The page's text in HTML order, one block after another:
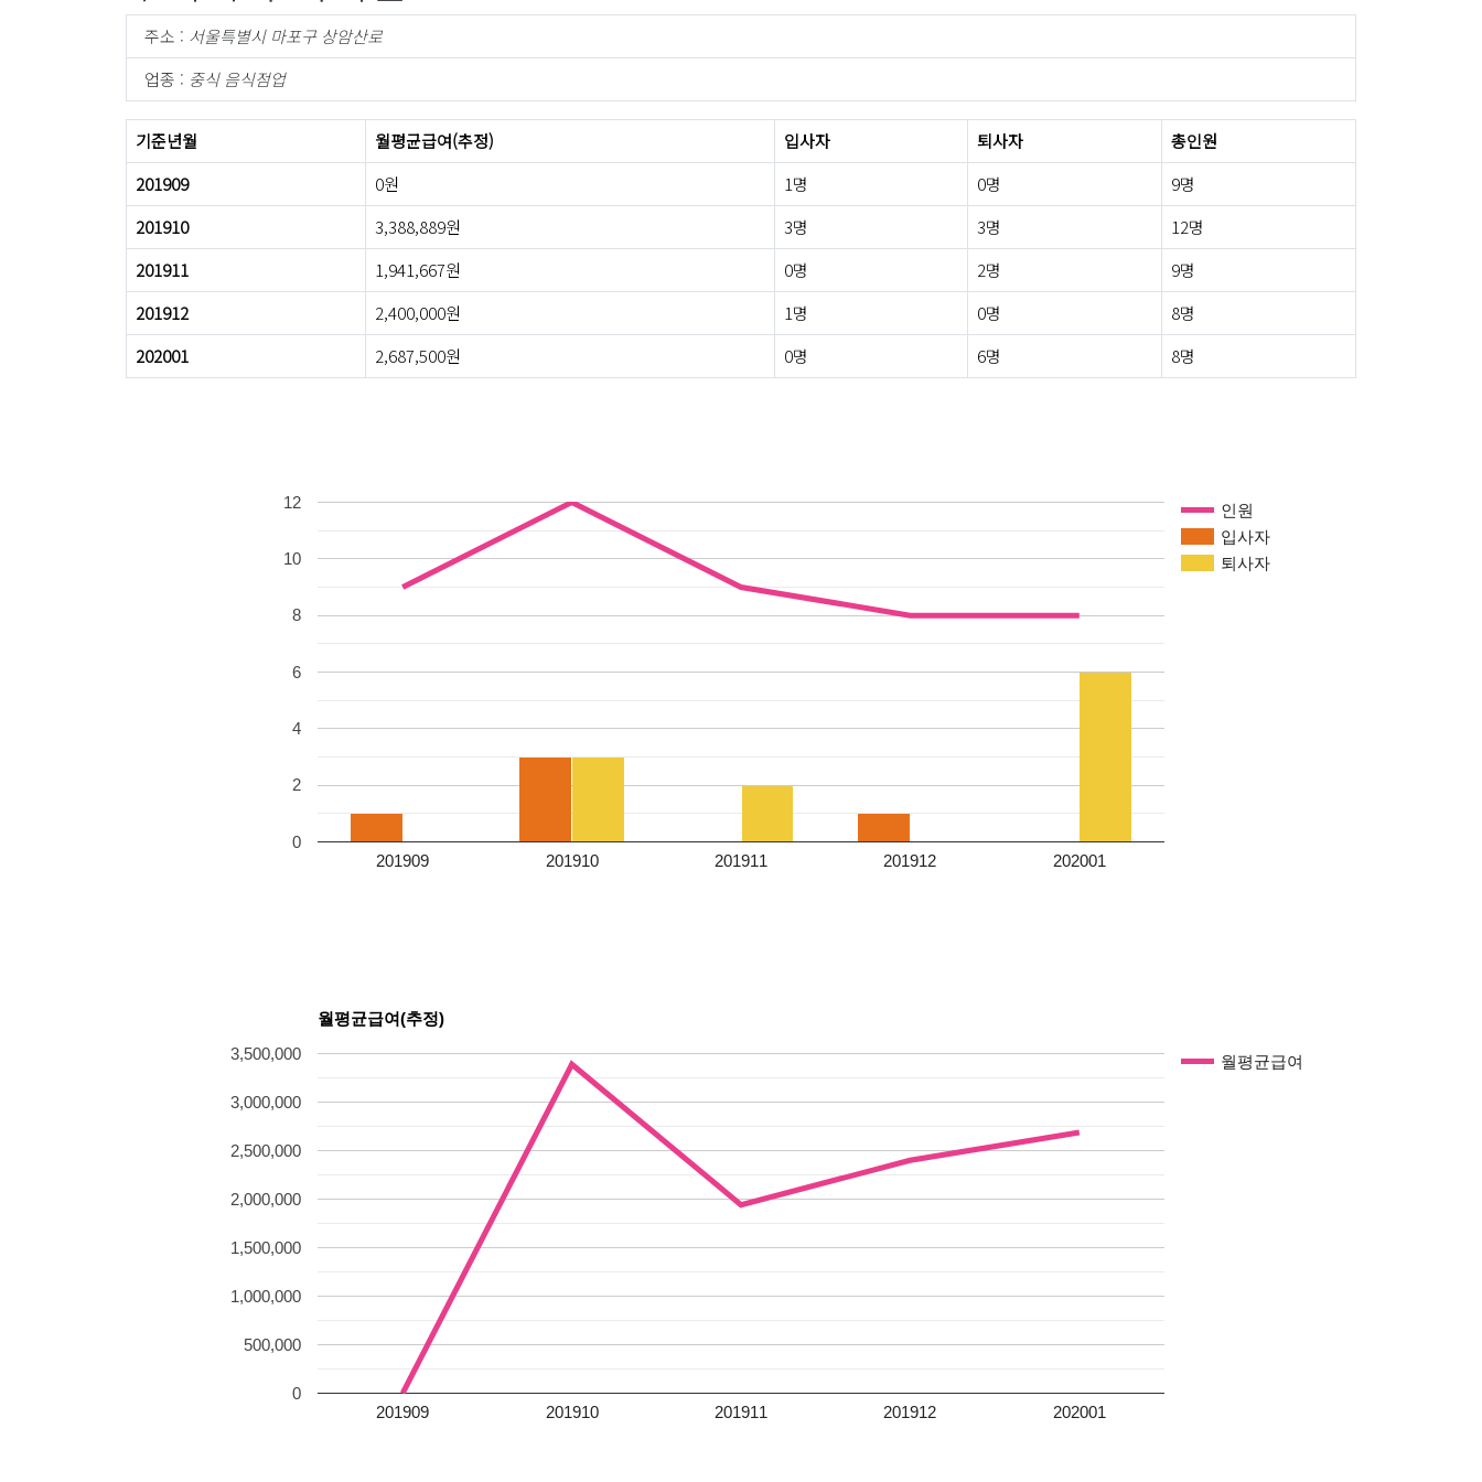
주소 : 서울특별시 마포구 상암산로
업종 : 중식 음식점업
기준년월 월평균급여(추정) 입사자 퇴사자
총인원
201909
0원 1명 0명
9명
201910
3,388,889원 3명 3명
12명
201911
1,941,667원 0명 2명
9명
201912
2,400,000원 1명 0명
8명
202001
2,687,500원 0명 6명 8명
인원
입사자
퇴사자
201909 201910 201911 201912 202001
0
2
4
6
8
10
12
월평균급여(추정)
월평균급여
201909 201910 201911 201912 202001
0
500,000
1,000,000
1,500,000
2,000,000
2,500,000
3,000,000
3,500,000